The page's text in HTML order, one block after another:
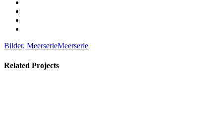
Bilder, MeerserieMeerserie
Related Projects